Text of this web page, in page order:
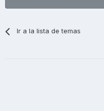
Ir a la lista de temas